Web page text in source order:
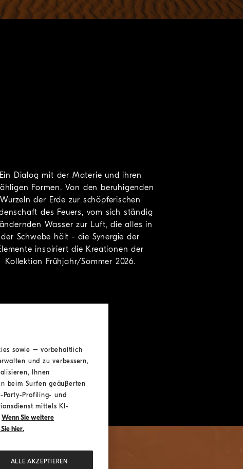
Ein Dialog mit der Materie und ihren
Formen. Von den beruhigenden
Wurzeln der Erde zur schöpferischen
des Feuers, vom sich ständig
Wasser zur Luft, die alles in
der Schwebe hält - die Synergie der
inspiriert die Kreationen der
Kollektion Frühjahr/Sommer 2026.
sowie – vorbehaltlich
und zu verbessern,
Ihnen
beim Surfen geäußerten
Party-Profiling- und
mittels KI-
Wenn Sie weitere
hier.
ALLE AKZEPTIEREN